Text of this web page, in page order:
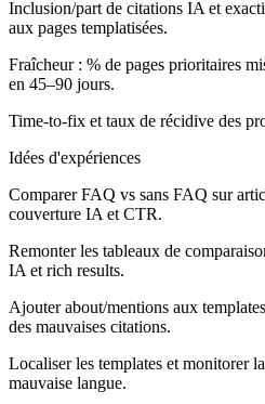
Inclusion/part de citations IA et
aux pages templatisées.
Fraîcheur : % de pages prioritaires
en 45–90 jours.
Time-to-fix et taux de récidive des
Idées d'expériences
Comparer FAQ vs sans FAQ sur
couverture IA et CTR.
Remonter les tableaux de
IA et rich results.
Ajouter about/mentions aux
des mauvaises citations.
Localiser les templates et monitorer
mauvaise langue.